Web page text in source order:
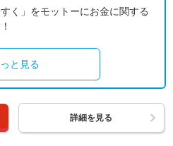
く」をモットーにお金に関する
と見る
詳細を見る